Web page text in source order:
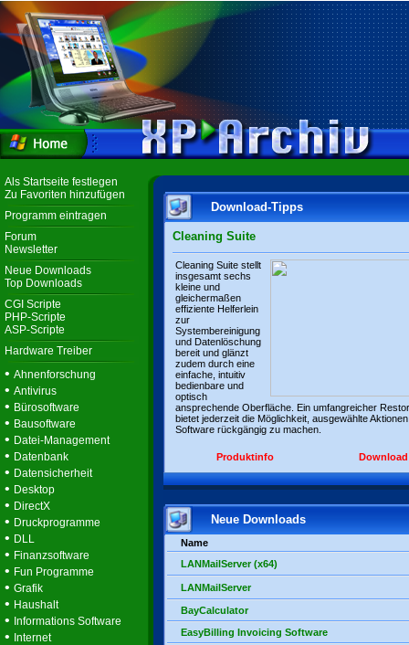
Als Startseite festlegen
Zu Favoriten hinzufügen
Programm eintragen
Forum
Newsletter
Neue Downloads
Top Downloads
CGI Scripte
PHP-Scripte
ASP-Scripte
Hardware Treiber
• Ahnenforschung
• Antivirus
• Bürosoftware
• Bausoftware
• Datei-Management
• Datenbank
• Datensicherheit
• Desktop
• DirectX
• Druckprogramme
• DLL
• Finanzsoftware
• Fun Programme
• Grafik
• Haushalt
• Informations Software
• Internet
Download-Tipps
Cleaning Suite
Cleaning Suite stellt
insgesamt sechs
kleine und
gleichermaßen
effiziente Helferlein
zur
Systembereinigung
und Datenlöschung
bereit und glänzt
zudem durch eine
einfache, intuitiv
bedienbare und
optisch
ansprechende Oberfläche. Ein umfangreicher
bietet jederzeit die Möglichkeit, ausgewählte
Software rückgängig zu machen.
Produktinfo Download
Neue Downloads
Name
LANMailServer (x64)
LANMailServer
BayCalculator
EasyBilling Invoicing Software